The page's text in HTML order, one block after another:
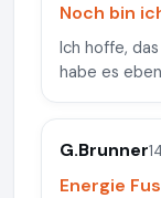
Noch bin
Ich hoffe,
habe es
G.Brunner
Energie